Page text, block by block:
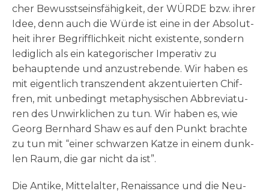
cher Bewusst­seins­fä­hig­keit, der WÜRDE bzw. ihrer
Idee, denn auch die Wür­de ist eine in der Abso­lut­
heit ihrer Begriff­lich­keit nicht exi­sten­te, son­dern
ledig­lich als ein kate­go­ri­scher Impe­ra­tiv zu
behaup­ten­de und anzu­stre­ben­de. Wir haben es
mit eigent­lich tran­szen­dent akzen­tu­ier­ten Chif­
fren, mit unbe­dingt meta­phy­si­schen Abbre­via­tu­
ren des Unwirk­li­chen zu tun. Wir haben es, wie
Georg Bern­hard Shaw es auf den Punkt brach­te
zu tun mit “einer schwar­zen Kat­ze in einem dunk­
len Raum, die gar nicht da ist”.
Die Anti­ke, Mit­tel­al­ter, Renais­sance und die Neu­